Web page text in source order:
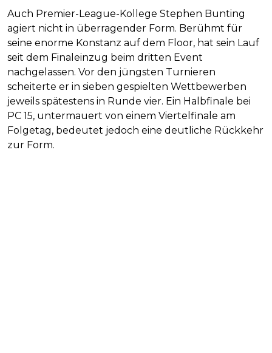
Auch Premier-League-Kollege Stephen Bunting
agiert nicht in überragender Form. Berühmt für
seine enorme Konstanz auf dem Floor, hat sein Lauf
seit dem Finaleinzug beim dritten Event
nachgelassen. Vor den jüngsten Turnieren
scheiterte er in sieben gespielten Wettbewerben
jeweils spätestens in Runde vier. Ein Halbfinale bei
PC 15, untermauert von einem Viertelfinale am
Folgetag, bedeutet jedoch eine deutliche Rückkehr
zur Form.